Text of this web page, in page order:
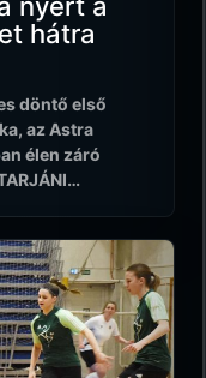
hátra
döntő első
az Astra
élen záró